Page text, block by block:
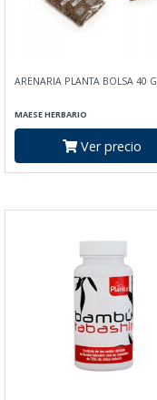
ARENARIA PLANTA BOLSA 40 G
MAESE HERBARIO
Ver precio